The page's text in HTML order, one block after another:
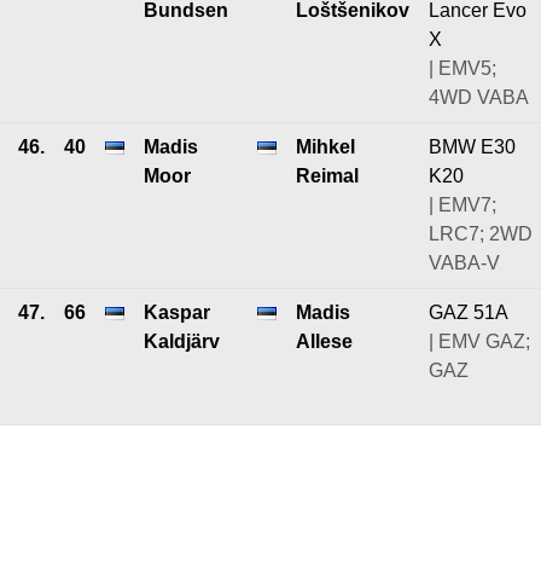
Bundsen Loštšenikov
Lancer Evo
X
| EMV5;
4WD VABA
46. 40
Madis
Moor
Mihkel
Reimal
BMW E30
K20
| EMV7;
LRC7; 2WD
VABA-V
47. 66
Kaspar
Kaldjärv
Madis
Allese
GAZ 51A
| EMV GAZ;
GAZ